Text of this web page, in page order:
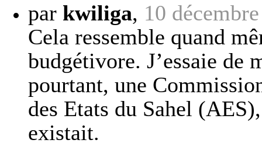
par kwiliga, 10
Cela ressemble quand
budgétivore. J’essaie de
pourtant, une
des Etats du Sahel
existait.